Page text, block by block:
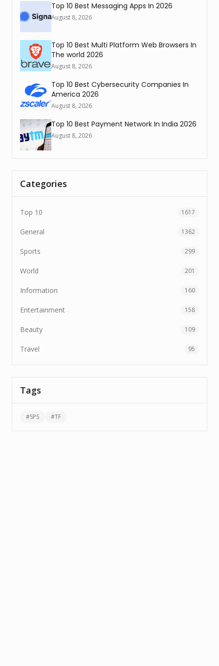
Top 10 Best Messaging Apps In 2026
August 8, 2026
Top 10 Best Multi Platform Web Browsers In
The world 2026
August 8, 2026
Top 10 Best Cybersecurity Companies In
America 2026
August 8, 2026
Top 10 Best Payment Network In India 2026
August 8, 2026
Categories
Top 10 1617
General 1362
Sports 299
World 201
Information 160
Entertainment 158
Beauty 109
Travel 95
Tags
#SPS #TF